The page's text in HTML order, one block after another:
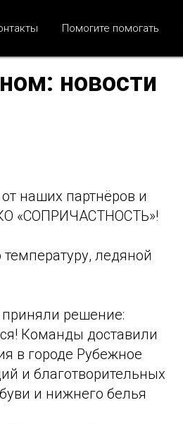
Помогите помогать
новости
наших партнёров и
«СОПРИЧАСТНОСТЬ»!
ледяной
решение:
Команды доставили
в городе Рубежное
и благотворительных
и нижнего белья